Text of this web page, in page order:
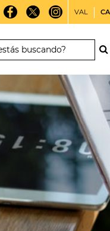
VAL